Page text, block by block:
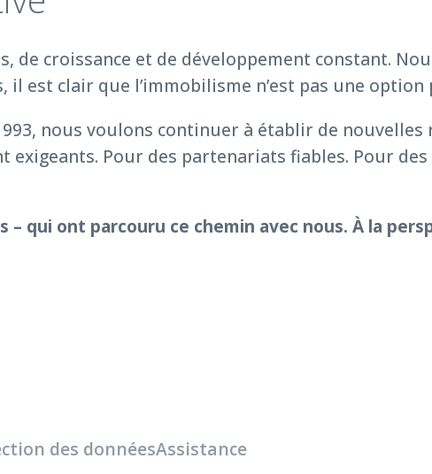
de croissance et de développement constant.
est clair que l’immobilisme n’est pas une option
nous voulons continuer à établir de nouvelles
exigeants. Pour des partenariats fiables. Pour
qui ont parcouru ce chemin avec nous. À la
des donnéesAssistance